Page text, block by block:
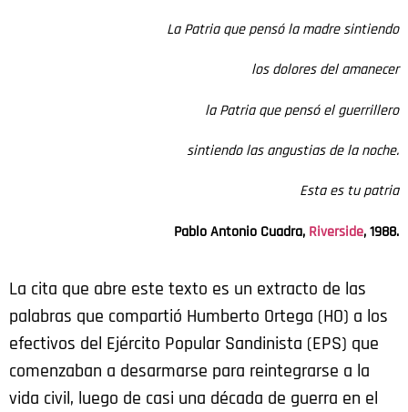
La Patria que pensó la madre sintiendo
los dolores del amanecer
la Patria que pensó el guerrillero
sintiendo las angustias de la noche.
Esta es tu patria
Pablo Antonio Cuadra, Riverside, 1988.
La cita que abre este texto es un extracto de las
palabras que compartió Humberto Ortega (HO) a los
efectivos del Ejército Popular Sandinista (EPS) que
comenzaban a desarmarse para reintegrarse a la
vida civil, luego de casi una década de guerra en el